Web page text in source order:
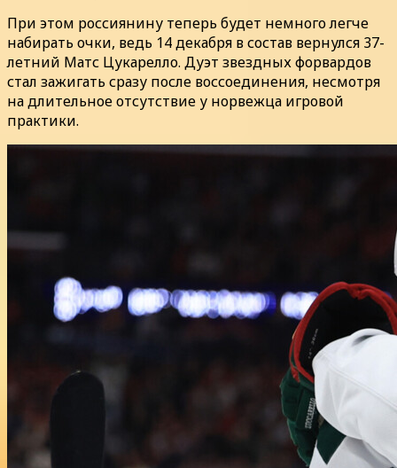
При этом россиянину теперь будет немного легче
набирать очки, ведь 14 декабря в состав вернулся 37-
летний Матс Цукарелло. Дуэт звездных форвардов
стал зажигать сразу после воссоединения, несмотря
на длительное отсутствие у норвежца игровой
практики.